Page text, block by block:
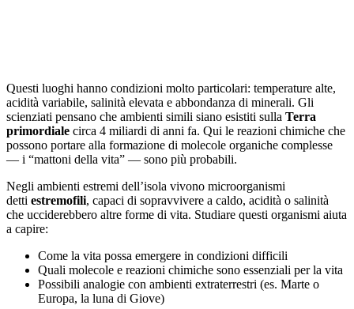
Questi luoghi hanno condizioni molto particolari: temperature alte,
acidità variabile, salinità elevata e abbondanza di minerali. Gli
scienziati pensano che ambienti simili siano esistiti sulla Terra
primordiale circa 4 miliardi di anni fa. Qui le reazioni chimiche che
possono portare alla formazione di molecole organiche complesse
— i “mattoni della vita” — sono più probabili.
Negli ambienti estremi dell’isola vivono microorganismi
detti estremofili, capaci di sopravvivere a caldo, acidità o salinità
che ucciderebbero altre forme di vita. Studiare questi organismi aiuta
a capire:
Come la vita possa emergere in condizioni difficili
Quali molecole e reazioni chimiche sono essenziali per la vita
Possibili analogie con ambienti extraterrestri (es. Marte o
Europa, la luna di Giove)